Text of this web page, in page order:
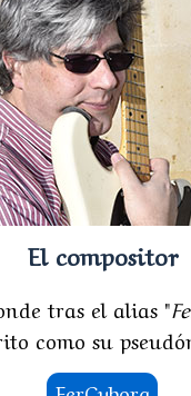
El compositor
tras el alias "
como su